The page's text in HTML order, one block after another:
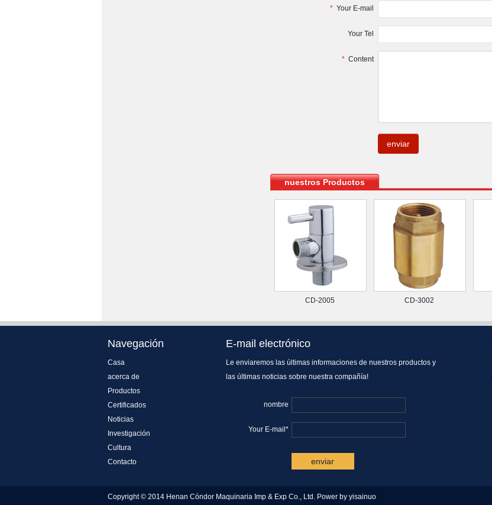
* Your E-mail
Your Tel
* Content
nuestros Productos
CD-2005 CD-3002
Navegación
Casa
acerca de
Productos
Certificados
Noticias
Investigación
Cultura
Contacto
E-mail electrónico
Le enviaremos las últimas informaciones de nuestros productos y
las últimas noticias sobre nuestra compañía!
nombre
Your E-mail*
.
Copyright © 2014 Henan Cóndor Maquinaria Imp & Exp Co., Ltd. Power by yisainuo